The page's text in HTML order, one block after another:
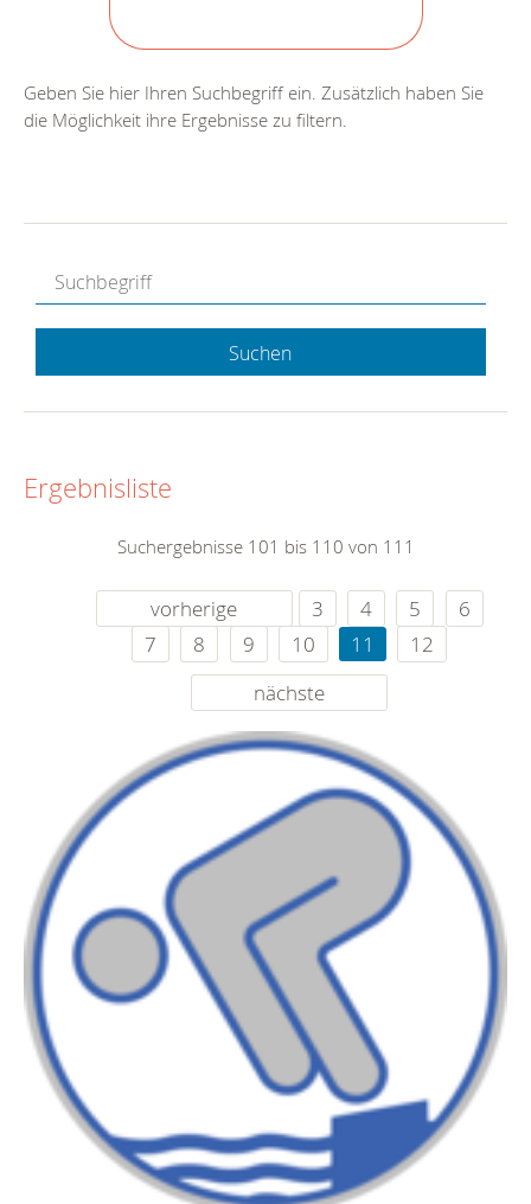
Geben Sie hier Ihren Suchbegriff ein. Zusätzlich haben Sie
die Möglichkeit ihre Ergebnisse zu filtern.
Suchen
Ergebnisliste
Suchergebnisse 101 bis 110 von 111
vorherige 3 4 5
6
7
8 9 10 11
12
nächste